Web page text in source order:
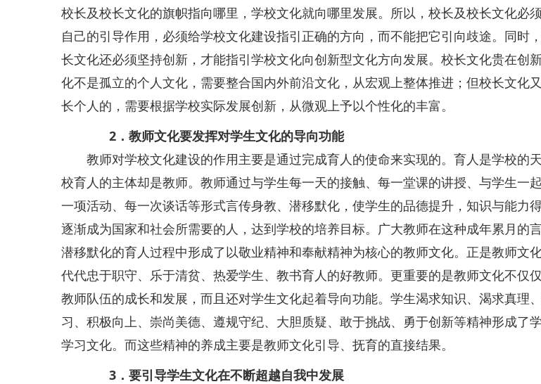
校长及校长文化的旗帜指向哪里，学校文化就向哪里发展。所以，校长及校长文化必
自己的引导作用，必须给学校文化建设指引正确的方向，而不能把它引向歧途。同时
长文化还必须坚持创新，才能指引学校文化向创新型文化方向发展。校长文化贵在创
化不是孤立的个人文化，需要整合国内外前沿文化，从宏观上整体推进；但校长文化
长个人的，需要根据学校实际发展创新，从微观上予以个性化的丰富。
2．教师文化要发挥对学生文化的导向功能
教师对学校文化建设的作用主要是通过完成育人的使命来实现的。育人是学校的
校育人的主体却是教师。教师通过与学生每一天的接触、每一堂课的讲授、与学生一
一项活动、每一次谈话等形式言传身教、潜移默化，使学生的品德提升，知识与能力
逐渐成为国家和社会所需要的人，达到学校的培养目标。广大教师在这种成年累月的言
潜移默化的育人过程中形成了以敬业精神和奉献精神为核心的教师文化。正是教师文
代代忠于职守、乐于清贫、热爱学生、教书育人的好教师。更重要的是教师文化不仅
教师队伍的成长和发展，而且还对学生文化起着导向功能。学生渴求知识、渴求真理
习、积极向上、崇尚美德、遵规守纪、大胆质疑、敢于挑战、勇于创新等精神形成了
学习文化。而这些精神的养成主要是教师文化引导、抚育的直接结果。
3．要引导学生文化在不断超越自我中发展